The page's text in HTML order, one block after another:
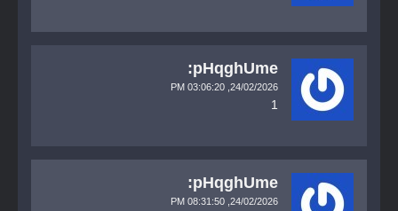
pHqghUme:
24/02/2026,
03:06:20 PM
1
pHqghUme:
24/02/2026,
08:31:50 PM